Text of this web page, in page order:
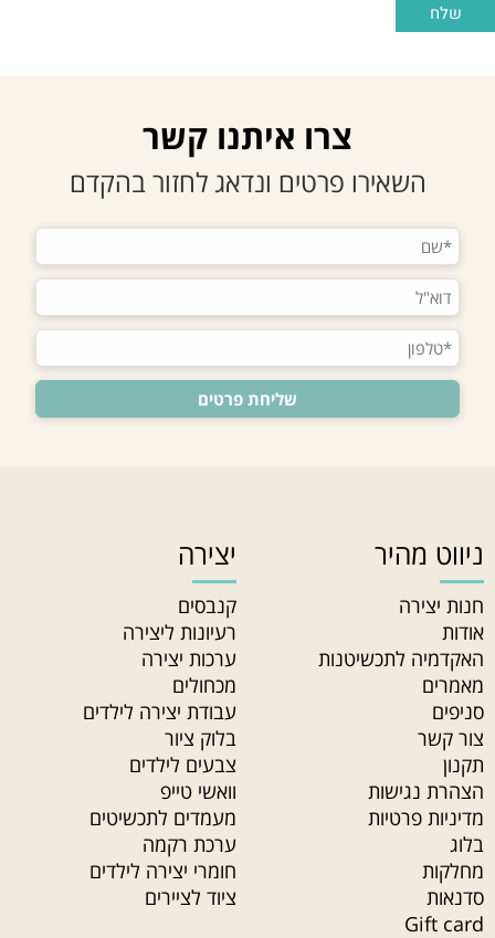
צרו איתנו קשר
השאירו פרטים ונדאג לחזור בהקדם
ניווט מהיר
חנות יצירה
אודות
האקדמיה לתכשיטנות
מאמרים
סניפים
צור קשר
תקנון
הצהרת נגישות
מדיניות פרטיות
בלוג
מחלקות
סדנאות
Gift card
יצירה
קנבסים
רעיונות ליצירה
ערכות יצירה
מכחולים
עבודת יצירה לילדים
בלוק ציור
צבעים לילדים
וואשי טייפ
מעמדים לתכשיטים
ערכת רקמה
חומרי יצירה לילדים
ציוד לציירים